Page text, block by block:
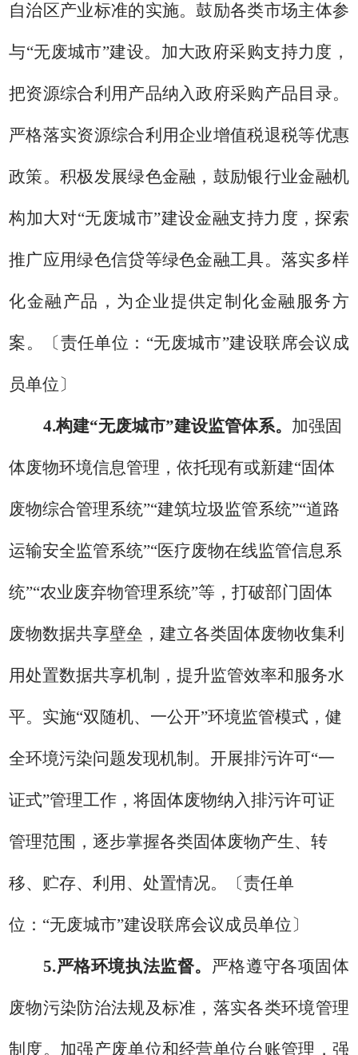
自治区产业标准的实施。鼓励各类市场主体参
与“无废城市”建设。加大政府采购支持力度，
把资源综合利用产品纳入政府采购产品目录。
严格落实资源综合利用企业增值税退税等优惠
政策。积极发展绿色金融，鼓励银行业金融机
构加大对“无废城市”建设金融支持力度，探索
推广应用绿色信贷等绿色金融工具。落实多样
化金融产品，为企业提供定制化金融服务方
案。 〔责任单位： “无废城市”建设联席会议成
员单位 〕
4.构建“无废城市”建设监管体系。 加强固
体废物环境信息管理，依托现有或新建“固体
废物综合管理系统”“建筑垃圾监管系统”“道路
运输安全监管系统”“医疗废物在线监管信息系
统”“农业废弃物管理系统”等，打破部门固体
废物数据共享壁垒 ，建立各类固体废物收集利
用处置数据共享机制，提升监管效率和服务水
平。实施“双随机、一公开”环境监管模式，健
全环境污染问题发现机制。开展排污许可“一
证式”管理工作，将固体废物纳入排污许可证
管理范围，逐步掌握各类固体废物产生、转
移、贮存、利用 、处置情况。 〔责任单
位： “无废城市”建设联席会议成员单位 〕
5.严格环境执法监督。 严格遵守各项固体
废物污染防治法规及标准，落实各类环境管理
制度。加强产废单位和经营单位台账管理，强